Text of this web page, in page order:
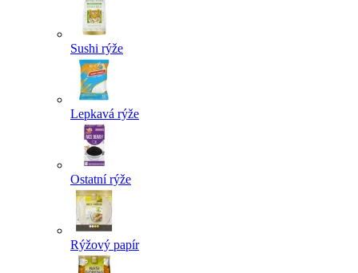
Sushi rýže
Lepkavá rýže
Ostatní rýže
Rýžový papír